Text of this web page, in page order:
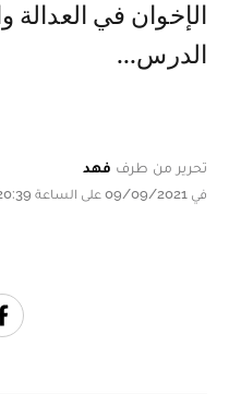
الإخوان في العدالة
الدرس...
تحرير من طرف فهد
في 09/09/2021 على الساعة 20:39